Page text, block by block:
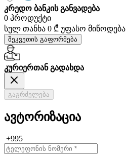
კრედო ბანკის განვადება
0 პროდუქტი
სულ თანხა 0 ₾ უფასო მიწოდება
შეკვეთის გაფორმება
კურიერთან გადახდა
გაგრძელება
ავტორიზაცია
+995